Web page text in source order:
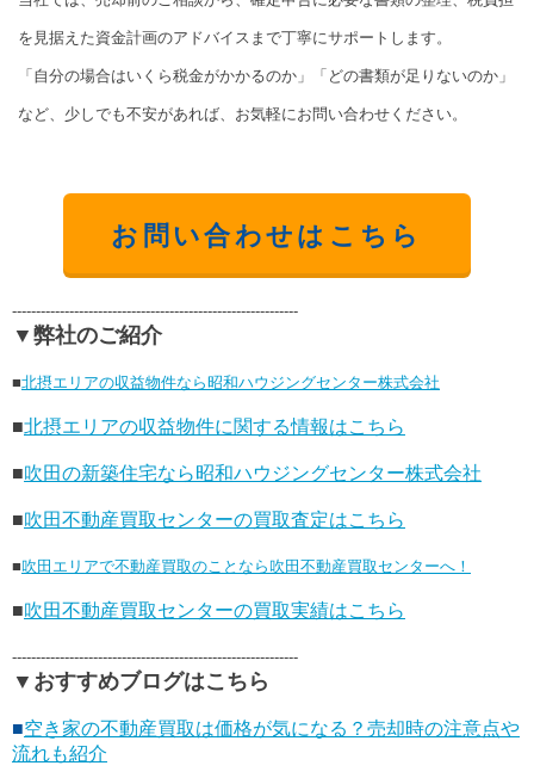
を見据えた資金計画のアドバイスまで丁寧にサポートします。
「自分の場合はいくら税金がかかるのか」「どの書類が足りないのか」
など、少しでも不安があれば、お気軽にお問い合わせください。
お問い合わせはこちら
------------------------------------------------------------
▼弊社のご紹介
■北摂エリアの収益物件なら昭和ハウジングセンター株式会社
■北摂エリアの収益物件に関する情報はこちら
■吹田の新築住宅なら昭和ハウジングセンター株式会社
■吹田不動産買取センターの買取査定はこちら
■吹田エリアで不動産買取のことなら吹田不動産買取センターへ！
■吹田不動産買取センターの買取実績はこちら
------------------------------------------------------------
▼おすすめブログはこちら
■空き家の不動産買取は価格が気になる？売却時の注意点や
流れも紹介